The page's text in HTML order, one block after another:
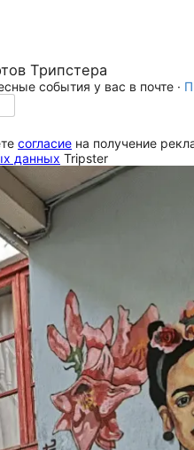
Трипстера
события у вас в почте ·
согласие на получение
данных Tripster